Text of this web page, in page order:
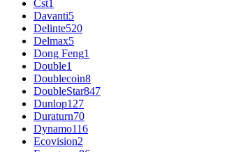
Cst1
Davanti5
Delinte520
Delmax5
Dong Feng1
Double1
Doublecoin8
DoubleStar847
Dunlop127
Duraturn70
Dynamo116
Ecovision2